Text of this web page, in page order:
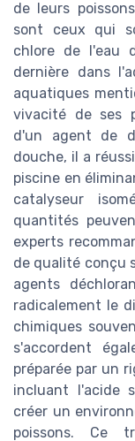
de leurs
sont ceux qui
chlore de l'eau
dernière dans
aquatiques
vivacité de ses
d'un agent de
douche, il a
piscine en
catalyseur
quantités
experts
de qualité conçu
agents
radicalement le
chimiques
s'accordent
préparée par un
incluant l'acide
créer un
poissons. Ce